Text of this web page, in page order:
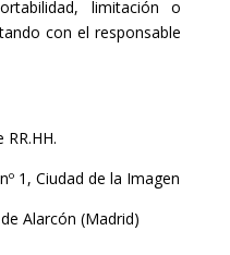
limitación o
con el responsable
1, Ciudad de la Imagen
Alarcón (Madrid)